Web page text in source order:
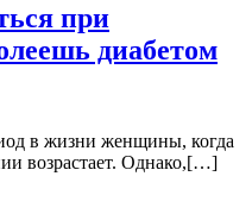
при
диабетом
в жизни женщины, когда
возрастает. Однако,[…]